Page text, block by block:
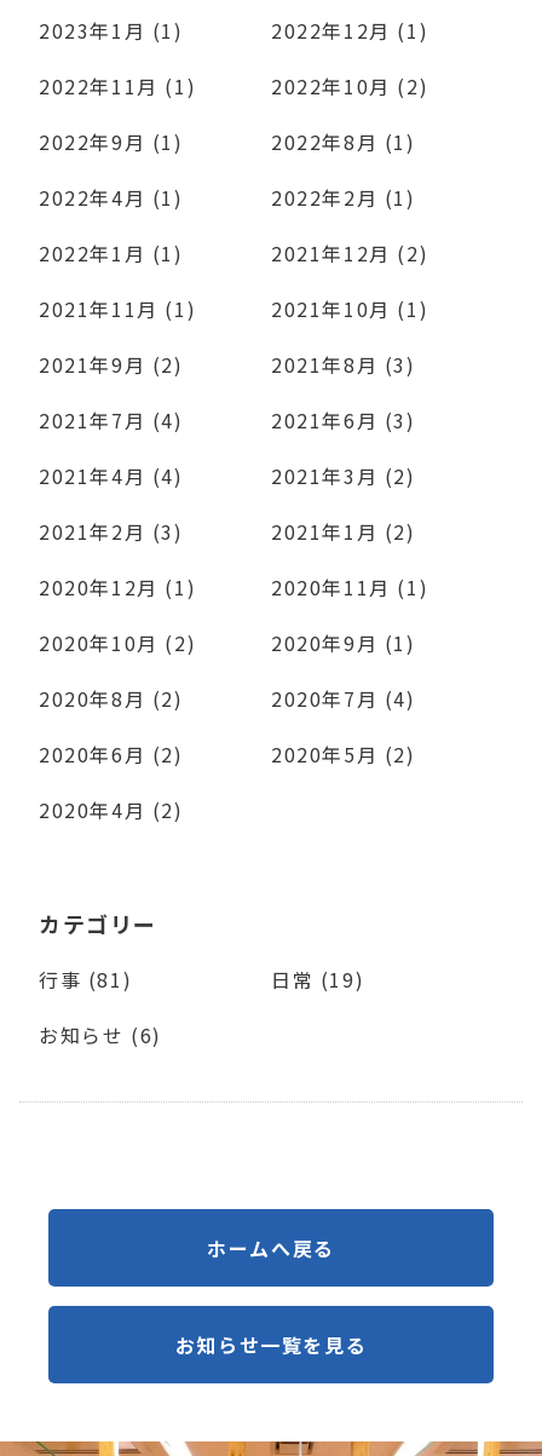
2023年1月 (1)
2022年12月 (1)
2022年11月 (1)
2022年10月 (2)
2022年9月 (1)
2022年8月 (1)
2022年4月 (1)
2022年2月 (1)
2022年1月 (1)
2021年12月 (2)
2021年11月 (1)
2021年10月 (1)
2021年9月 (2)
2021年8月 (3)
2021年7月 (4)
2021年6月 (3)
2021年4月 (4)
2021年3月 (2)
2021年2月 (3)
2021年1月 (2)
2020年12月 (1)
2020年11月 (1)
2020年10月 (2)
2020年9月 (1)
2020年8月 (2)
2020年7月 (4)
2020年6月 (2)
2020年5月 (2)
2020年4月 (2)
カテゴリー
行事 (81)
日常 (19)
お知らせ (6)
ホームへ戻る
お知らせ一覧を見る